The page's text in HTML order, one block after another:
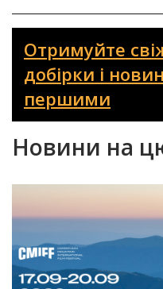
Отримуйте
добірки і
першими
Новини на